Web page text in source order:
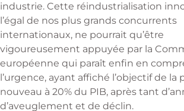
industrie. Cette réindustrialisation
l’égal de nos plus grands concurrents
internationaux, ne pourrait qu’être
vigoureusement appuyée par la
européenne qui paraît enfin en
l’urgence, ayant affiché l’objectif de la
nouveau à 20% du PIB, après tant
d’aveuglement et de déclin.